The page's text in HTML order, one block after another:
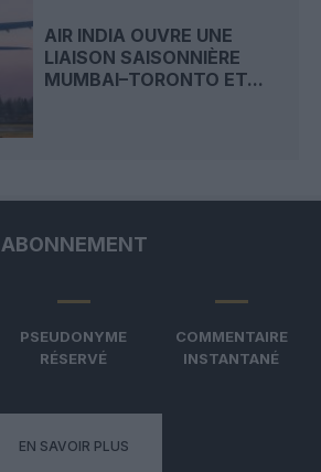
AIR INDIA OUVRE UNE
LIAISON SAISONNIÈRE
MUMBAI–TORONTO ET...
ABONNEMENT
PSEUDONYME
RÉSERVÉ
COMMENTAIRE
INSTANTANÉ
EN SAVOIR PLUS